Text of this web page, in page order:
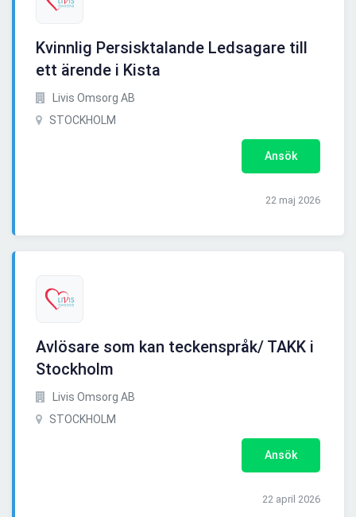
Kvinnlig Persisktalande Ledsagare till
ett ärende i Kista
Livis Omsorg AB
STOCKHOLM
Ansök
22 maj 2026
Avlösare som kan teckenspråk/ TAKK i
Stockholm
Livis Omsorg AB
STOCKHOLM
Ansök
22 april 2026